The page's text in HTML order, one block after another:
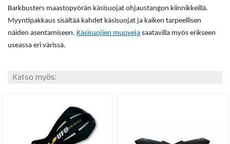
Barkbusters maastopyörän käsisuojat ohjaustangon kiinnikkeillä.
Myyntipakkaus sisältää kahdet käsisuojat ja kaiken tarpeellisen
näiden asentamiseen. Käsisuojien muoveja saatavilla myös erikseen
useassa eri värissä.
Katso myös: